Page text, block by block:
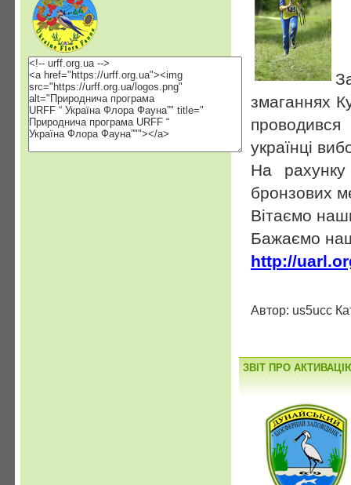
змаганнях
українці
На
бронзових
Вітаємо
Бажаємо
http://
Автор: us5ucc
ЗВІТ ПРО